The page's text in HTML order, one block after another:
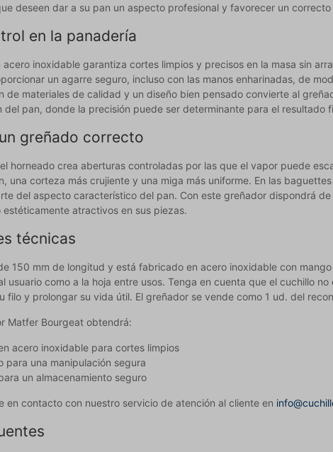
deseen dar a su pan un aspecto profesional y favorecer un
en la panadería
inoxidable garantiza cortes limpios y precisos en la masa sin
un agarre seguro, incluso con las manos enharinadas, de
de materiales de calidad y un diseño bien pensado convierte al
del pan, donde la precisión puede ser determinante para el resultado
greñado correcto
horneado crea aberturas controladas por las que el vapor puede
una corteza más crujiente y una miga más uniforme. En las
del aspecto característico del pan. Con este greñador dispondrá
atractivos en sus piezas.
técnicas
150 mm de longitud y está fabricado en acero inoxidable con
usuario como a la hoja entre usos. Tenga en cuenta que el cuchillo
filo y prolongar su vida útil. El greñador se vende como 1 ud. del
Matfer Bourgeat obtendrá:
acero inoxidable para cortes limpios
para una manipulación segura
un almacenamiento seguro
en contacto con nuestro servicio de atención al cliente en